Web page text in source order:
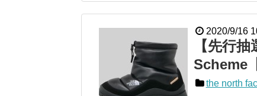
2020/9/16
【先行
Scheme
the north